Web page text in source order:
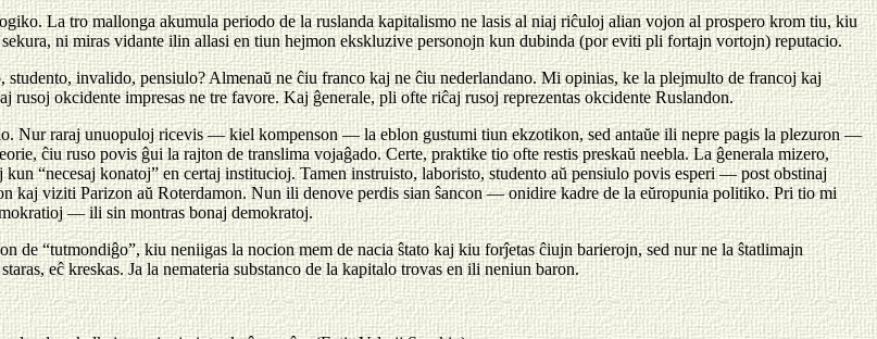
La tro mallonga akumula periodo de la ruslanda kapitalismo ne lasis al niaj riĉuloj alian vojon al prospero krom tiu, kiu
ni miras vidante ilin allasi en tiun hejmon ekskluzive personojn kun dubinda (por eviti pli fortajn vortojn) reputacio.
invalido, pensiulo? Almenaŭ ne ĉiu franco kaj ne ĉiu nederlandano. Mi opinias, ke la plejmulto de francoj kaj
okcidente impresas ne tre favore. Kaj ĝenerale, pli ofte riĉaj rusoj reprezentas okcidente Ruslandon.
Nur raraj unuopuloj ricevis — kiel kompenson — la eblon gustumi tiun ekzotikon, sed antaŭe ili nepre pagis la plezuron —
ĉiu ruso povis ĝui la rajton de translima vojaĝado. Certe, praktike tio ofte restis preskaŭ neebla. La ĝenerala mizero,
“necesaj konatoj” en certaj institucioj. Tamen instruisto, laboristo, studento aŭ pensiulo povis esperi — post obstinaj
kaj viziti Parizon aŭ Roterdamon. Nun ili denove perdis sian ŝancon — onidire kadre de la eŭropunia politiko. Pri tio mi
— ili sin montras bonaj demokratoj.
de “tutmondiĝo”, kiu neniigas la nocion mem de nacia ŝtato kaj kiu forĵetas ĉiujn barierojn, sed nur ne la ŝtatlimajn
eĉ kreskas. Ja la nemateria substanco de la kapitalo trovas en ili neniun baron.